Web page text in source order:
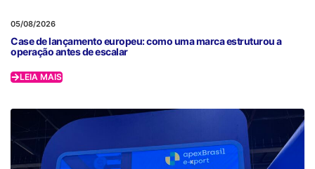
05/08/2026
Case de lançamento europeu: como uma marca estruturou a
operação antes de escalar
LEIA MAIS